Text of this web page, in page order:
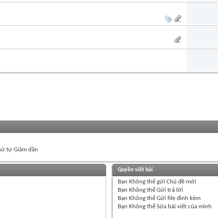
tự Giảm dần
Quyền viết bài
Bạn Không thểgửi Chủ đề mới
Bạn Không thểGửi trả lời
Bạn Không thểGửi file đính kèm
Bạn Không thểSửa bài viết của mình